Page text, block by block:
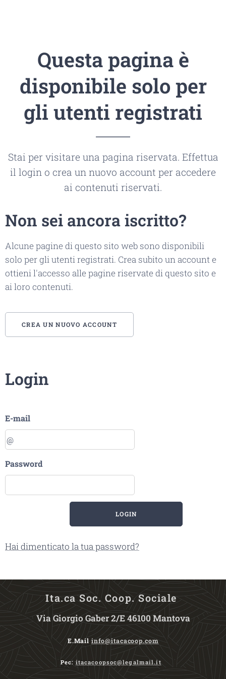
Questa pagina è
disponibile solo per
gli utenti registrati
Stai per visitare una pagina riservata. Effettua
il login o crea un nuovo account per accedere
ai contenuti riservati.
Non sei ancora iscritto?
Alcune pagine di questo sito web sono disponibili
solo per gli utenti registrati. Crea subito un account e
ottieni l'accesso alle pagine riservate di questo sito e
ai loro contenuti.
CREA UN NUOVO ACCOUNT
Login
E-mail
Password
LOGIN
Hai dimenticato la tua password?
Ita.ca Soc. Coop. Sociale
Via Giorgio Gaber 2/E 46100 Mantova
E.Mail info@itacacoop.com
Pec: itacacoopsoc@legalmail.it